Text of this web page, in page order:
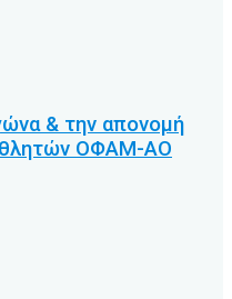
& την απονομή
ΟΦΑΜ-ΑΟ